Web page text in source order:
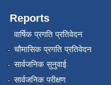
Reports
वार्षिक प्रगति प्रतिवेदन
चौमासिक प्रगति प्रतिवेदन
सार्वजनिक सुनुवाई
सार्वजनिक परीक्षण